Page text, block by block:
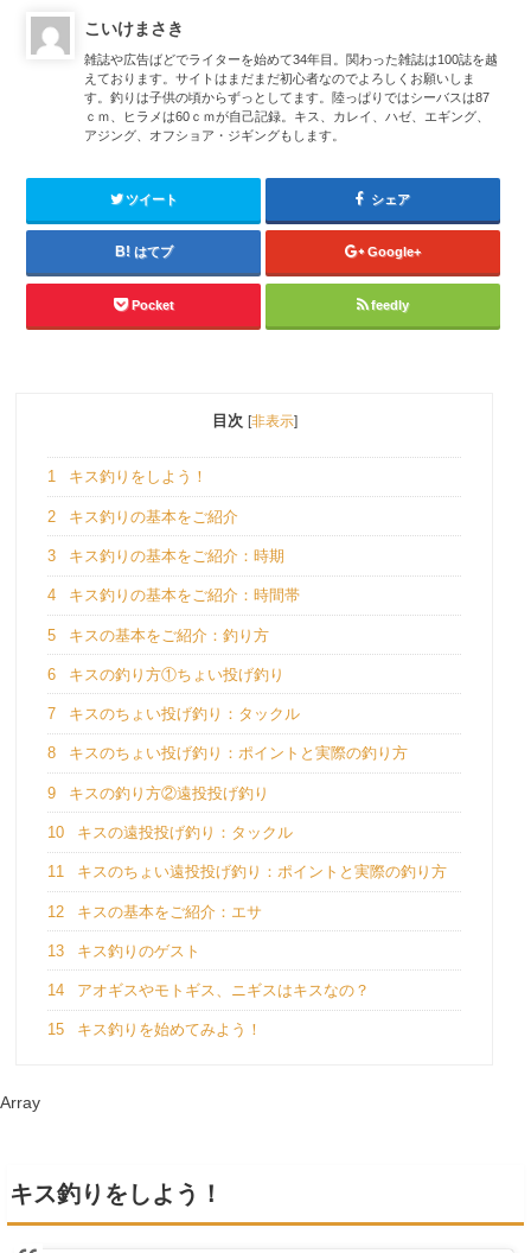
こいけまさき
雑誌や広告ばどでライターを始めて34年目。関わった雑誌は100誌を越
えております。サイトはまだまだ初心者なのでよろしくお願いしま
す。釣りは子供の頃からずっとしてます。陸っぱりではシーバスは87
ｃｍ、ヒラメは60ｃｍが自己記録。キス、カレイ、ハゼ、エギング、
アジング、オフショア・ジギングもします。
ツイート シェア
はてブ Google+
Pocket feedly
目次 [非表示]
1 キス釣りをしよう！
2 キス釣りの基本をご紹介
3 キス釣りの基本をご紹介：時期
4 キス釣りの基本をご紹介：時間帯
5 キスの基本をご紹介：釣り方
6 キスの釣り方①ちょい投げ釣り
7 キスのちょい投げ釣り：タックル
8 キスのちょい投げ釣り：ポイントと実際の釣り方
9 キスの釣り方②遠投投げ釣り
10 キスの遠投投げ釣り：タックル
11 キスのちょい遠投投げ釣り：ポイントと実際の釣り方
12 キスの基本をご紹介：エサ
13 キス釣りのゲスト
14 アオギスやモトギス、ニギスはキスなの？
15 キス釣りを始めてみよう！
Array
キス釣りをしよう！